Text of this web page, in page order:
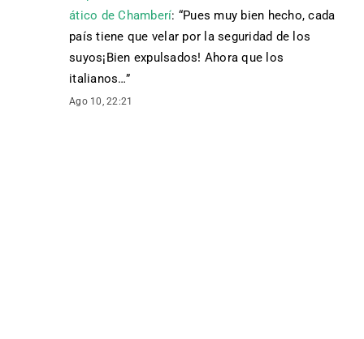
ático de Chamberí: “Pues muy bien hecho, cada
país tiene que velar por la seguridad de los
suyos¡Bien expulsados! Ahora que los
italianos…”
Ago 10, 22:21